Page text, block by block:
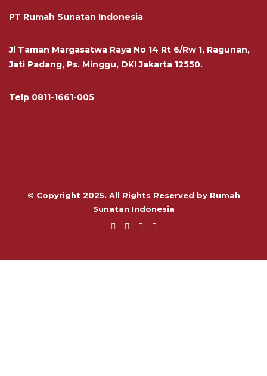
PT Rumah Sunatan Indonesia
Jl Taman Margasatwa Raya No 14 Rt 6/Rw 1, Ragunan,
Jati Padang, Ps. Minggu, DKI Jakarta 12550.
Telp 0811-1661-005
© Copyright 2025. All Rights Reserved by Rumah
Sunatan Indonesia